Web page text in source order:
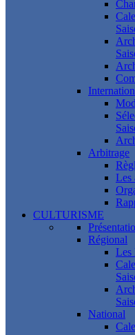
Arbitrage
Les
CULTURISME
Régional
Les
National